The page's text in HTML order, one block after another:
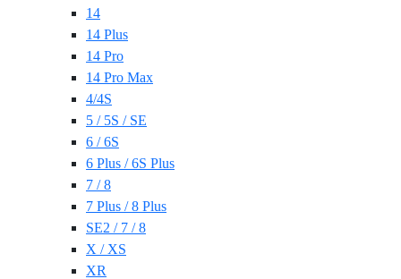
14
14 Plus
14 Pro
14 Pro Max
4/4S
5 / 5S / SE
6 / 6S
6 Plus / 6S Plus
7 / 8
7 Plus / 8 Plus
SE2 / 7 / 8
X / XS
XR